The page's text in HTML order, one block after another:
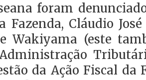
foram
Fazenda, Cláudio
Wakiyama (este
da Ação Fiscal da